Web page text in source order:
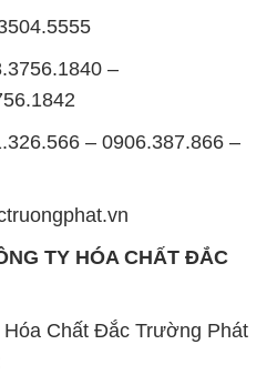
–
– 0906.387.866 –
TY HÓA CHẤT ĐẮC
Hóa Chất Đắc Trường Phát